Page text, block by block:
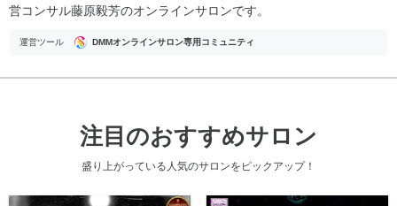
営コンサル藤原毅芳のオンラインサロンです。
運営ツール DMMオンラインサロン専用コミュニティ
注目のおすすめサロン
盛り上がっている人気のサロンをピックアップ！